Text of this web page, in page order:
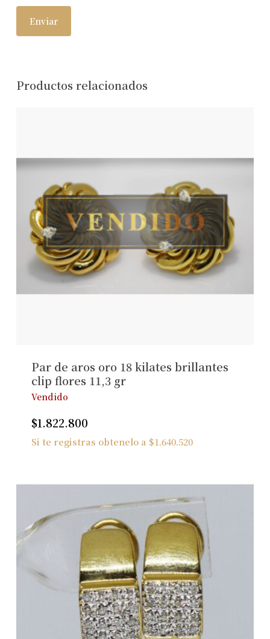
Productos relacionados
Par de aros oro 18 kilates brillantes
clip flores 11,3 gr
Vendido
$1.822.800
Si te registras obtenelo a $1.640.520